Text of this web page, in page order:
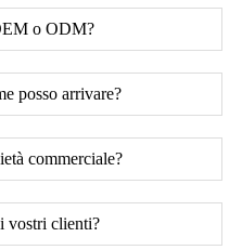
o ODM?
posso arrivare?
commerciale?
vostri clienti?